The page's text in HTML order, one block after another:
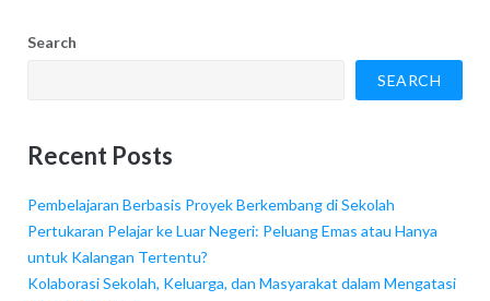
Search
SEARCH
Recent Posts
Pembelajaran Berbasis Proyek Berkembang di Sekolah
Pertukaran Pelajar ke Luar Negeri: Peluang Emas atau Hanya
untuk Kalangan Tertentu?
Kolaborasi Sekolah, Keluarga, dan Masyarakat dalam Mengatasi